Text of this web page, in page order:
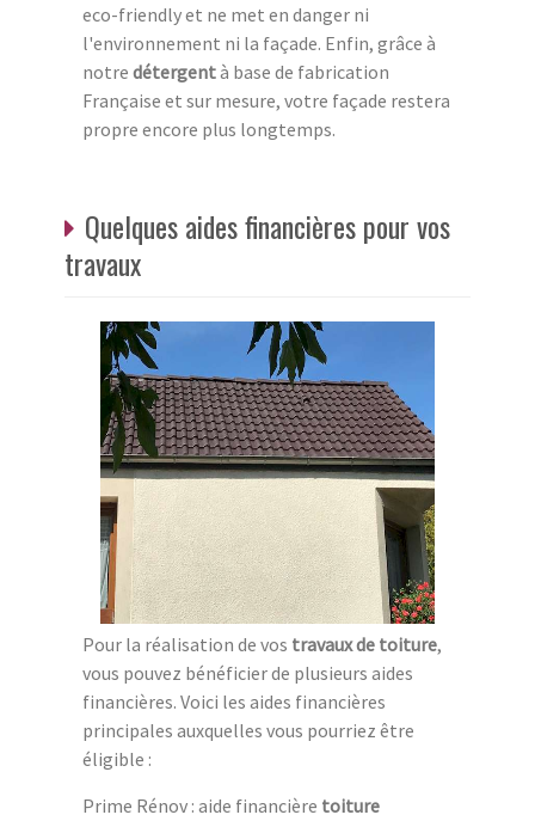
eco-friendly et ne met en danger ni
l'environnement ni la façade. Enfin, grâce à
notre détergentà base de fabrication
Française et sur mesure, votre façade restera
propre encore plus longtemps.
Quelques aides financières pour vos
travaux
Pour la réalisation de vos travaux de toiture,
vous pouvez bénéficier de plusieurs aides
financières. Voici les aides financières
principales auxquelles vous pourriez être
éligible :
Prime Rénov : aide financière toiture